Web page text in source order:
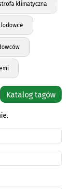
klimatyczna
lodowce
Katalog tagów